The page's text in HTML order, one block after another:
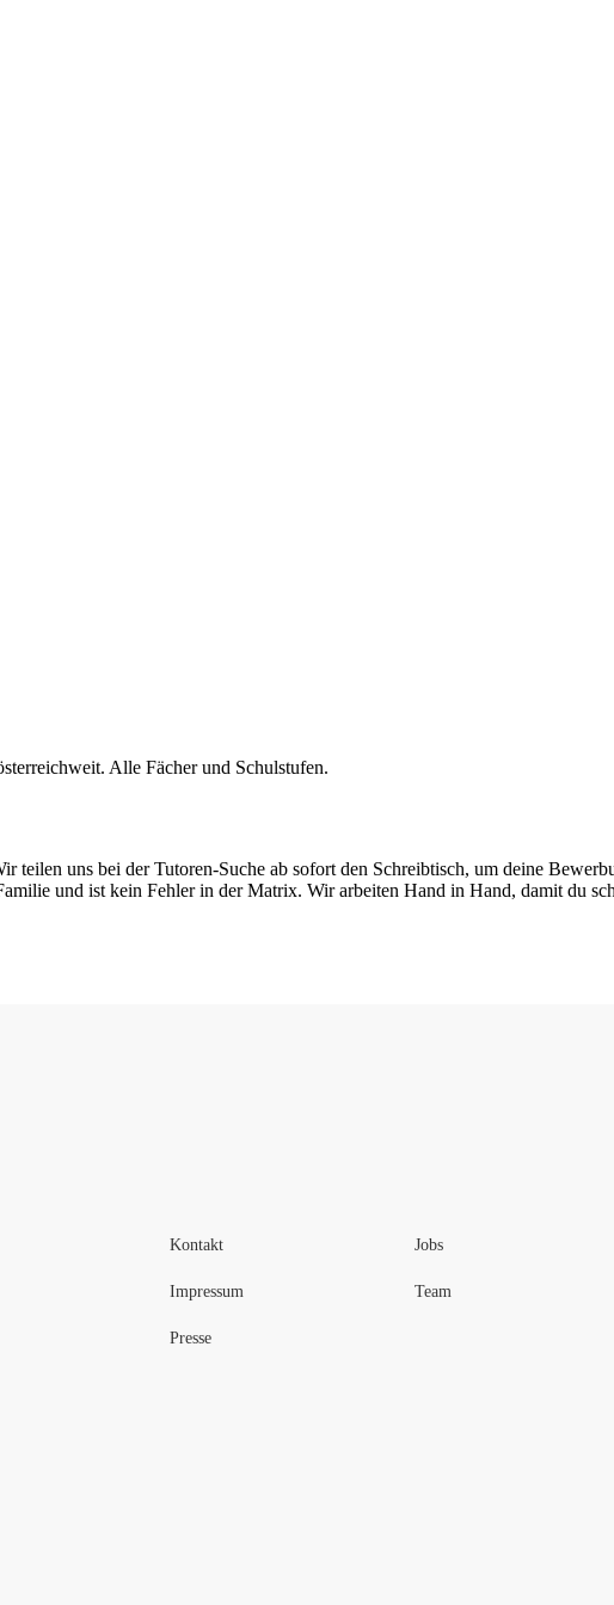
Alle Fächer und Schulstufen.
teilen uns bei der Tutoren-Suche ab sofort den Schreibtisch, um deine
und ist kein Fehler in der Matrix. Wir arbeiten Hand in Hand, damit du
Kontakt
Impressum
Presse
Jobs
Team